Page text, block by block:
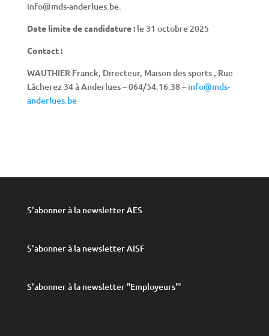
info@mds-anderlues.be.
Date limite de candidature :le 31 octobre 2025
Contact :
WAUTHIER Franck, Directeur, Maison des sports , Rue
Lâcherez 34 à Anderlues – 064/54.16.38 – info@mds-
anderlues.be
S'abonner à la newsletter AES
S'abonner à la newsletter AISF
S'abonner à la newsletter "Employeurs"'